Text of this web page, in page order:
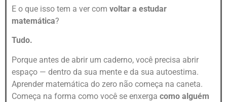
E o que isso tem a ver com voltar a estudar
matemática?
Tudo.
Porque antes de abrir um caderno, você precisa abrir
espaço — dentro da sua mente e da sua autoestima.
Aprender matemática do zero não começa na caneta.
Começa na forma como você se enxerga como alguém